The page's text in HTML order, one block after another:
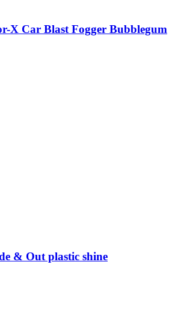
X Car Blast Fogger Bubblegum
& Out plastic shine